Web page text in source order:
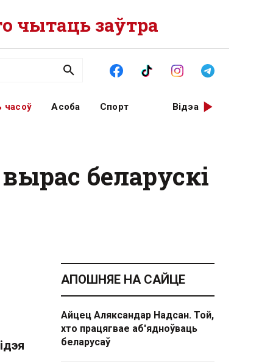
чытаць заўтра
часоў Асоба Спорт Відэа
беларускі
АПОШНЯЕ НА САЙЦЕ
Айцец Аляксандар Надсан. Той,
хто працягвае аб'ядноўваць
беларусаў